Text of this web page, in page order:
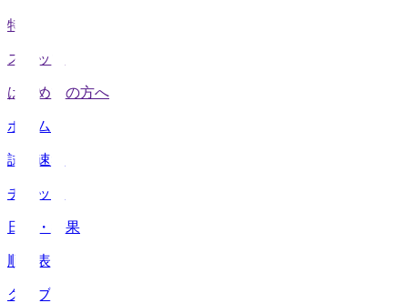
特集
スタッツ
はじめての方へ
ホーム
試合速報
チケット
日程・結果
順位表
クラブ